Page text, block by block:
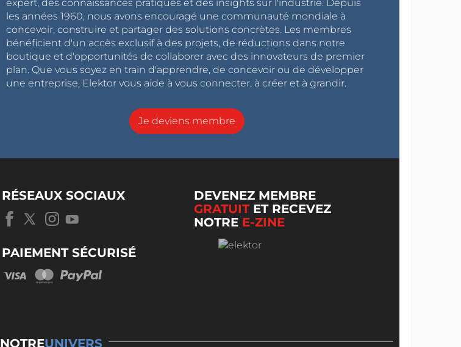
expert, des connaissances pratiques et des insights sur l'industrie. Depuis
les années 1960, nous avons encouragé une communauté mondiale à
concevoir, construire et partager des solutions concrètes. Les membres
bénéficient d'un accès exclusif à des projets, de réductions dans notre
boutique et d'opportunités de collaborer avec des innovateurs de premier
plan. Que vous soyez en train d'apprendre, de concevoir ou de développer
une entreprise, Elektor vous aide à vous connecter, à créer et à grandir.
Je deviens membre
RÉSEAUX SOCIAUX
PAIEMENT SÉCURISÉ
DEVENEZ MEMBRE
GRATUITET RECEVEZ
NOTRE E-ZINE
NOTREUNIVERS